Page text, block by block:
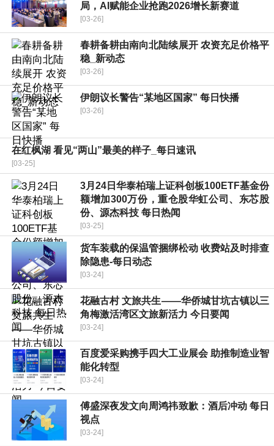
局，AI赋能企业抢跑2026增长新赛道
[03-26]
春耕备耕由南向北陆续展开 农资充足价格平
稳_新动态
[03-26]
伊朗议长警告“某地区国家” 每日快播
[03-26]
在红枫湖 看见“两山”最美的样子_每日速讯
[03-25]
3月24日华泰柏瑞上证科创板100ETF基金份
额增加300万份，重仓股华虹公司、东芯股
份、源杰科技 每日热闻
[03-25]
货车装载的保温管捆绑松动 收费站及时排查
除隐患-每日动态
[03-24]
花融古村 文旅共生——华侨城甘坑古镇以三
角梅激活湾区文旅新活力 今日要闻
[03-24]
百度爱采购携手四大工业展会 助推制造业智
能化转型
[03-24]
傅盛深夜发文向周鸿祎致歉：酒后冲动 每日
视点
[03-24]